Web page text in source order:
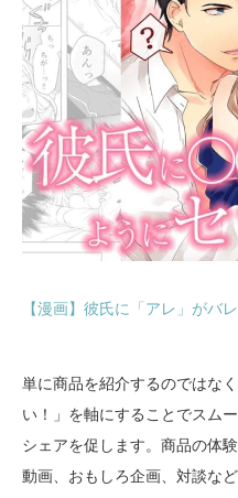
【漫画】彼氏に「アレ」がバ
単に商品を紹介するのではな
い！」を軸にすることでスム
シェアを促します。商品の体
動画、おもしろ企画、対談な